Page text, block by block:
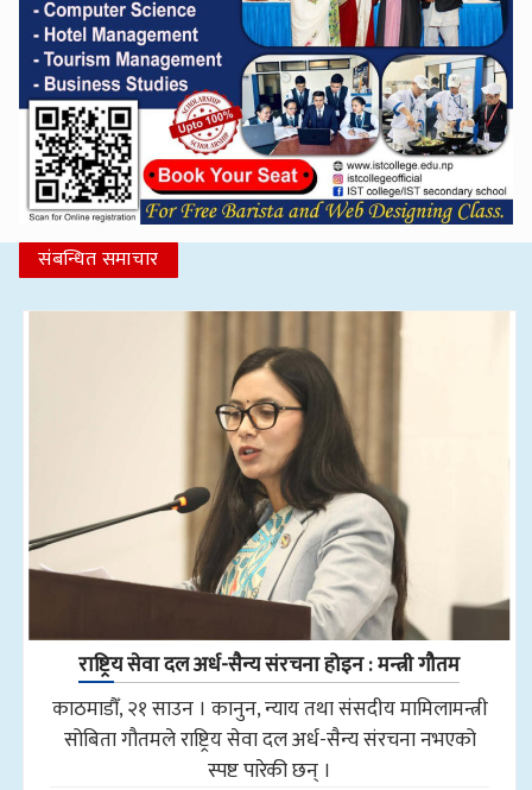
संबन्धित समाचार
राष्ट्रिय सेवा दल अर्ध-सैन्य संरचना होइन : मन्त्री गौतम
काठमाडौँ, २१ साउन । कानुन, न्याय तथा संसदीय मामिलामन्त्री
सोबिता गौतमले राष्ट्रिय सेवा दल अर्ध-सैन्य संरचना नभएको
स्पष्ट पारेकी छन् ।